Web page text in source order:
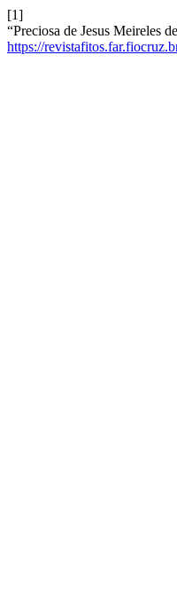
[1]
“Preciosa de Jesus Meireles
https://